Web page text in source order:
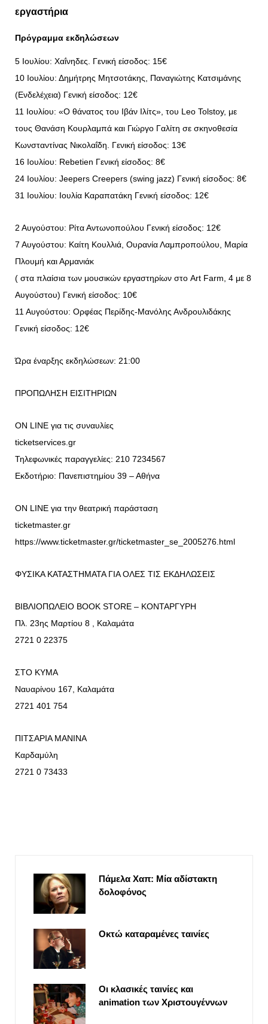
εργαστήρια
Πρόγραμμα εκδηλώσεων
5 Ιουλίου: Χαΐνηδες. Γενική είσοδος: 15€
10 Ιουλίου: Δημήτρης Μητσοτάκης, Παναγιώτης Κατσιμάνης
(Ενδελέχεια) Γενική είσοδος: 12€
11 Ιουλίου: «Ο θάνατος του Ιβάν Ιλίτς», του Leo Tolstoy, με
τους Θανάση Κουρλαμπά και Γιώργο Γαλίτη σε σκηνοθεσία
Κωνσταντίνας Νικολαΐδη. Γενική είσοδος: 13€
16 Ιουλίου: Rebetien Γενική είσοδος: 8€
24 Ιουλίου: Jeepers Creepers (swing jazz) Γενική είσοδος: 8€
31 Ιουλίου: Ιουλία Καραπατάκη Γενική είσοδος: 12€
2 Αυγούστου: Ρίτα Αντωνοπούλου Γενική είσοδος: 12€
7 Αυγούστου: Καίτη Κουλλιά, Ουρανία Λαμπροπούλου, Μαρία
Πλουμή και Αρμανιάκ
( στα πλαίσια των μουσικών εργαστηρίων στο Art Farm, 4 με 8
Αυγούστου) Γενική είσοδος: 10€
11 Αυγούστου: Ορφέας Περίδης-Μανόλης Ανδρουλιδάκης
Γενική είσοδος: 12€
Ώρα έναρξης εκδηλώσεων: 21:00
ΠΡΟΠΩΛΗΣΗ ΕΙΣΙΤΗΡΙΩΝ
ON LINE για τις συναυλίες
ticketservices.gr
Τηλεφωνικές παραγγελίες: 210 7234567
Εκδοτήριο: Πανεπιστημίου 39 – Αθήνα
ON LINE για την θεατρική παράσταση
ticketmaster.gr
https://www.ticketmaster.gr/ticketmaster_se_2005276.html
ΦΥΣΙΚΑ ΚΑΤΑΣΤΗΜΑΤΑ ΓΙΑ ΟΛΕΣ ΤΙΣ ΕΚΔΗΛΩΣΕΙΣ
ΒΙΒΛΙΟΠΩΛΕΙΟ BOOK STORE – ΚΟΝΤΑΡΓΥΡΗ
Πλ. 23ης Μαρτίου 8 , Καλαμάτα
2721 0 22375
ΣΤΟ ΚΥΜΑ
Ναυαρίνου 167, Καλαμάτα
2721 401 754
ΠΙΤΣΑΡΙΑ ΜΑΝΙΝΑ
Καρδαμύλη
2721 0 73433
Πάμελα Χαπ: Μία αδίστακτη
δολοφόνος
Οκτώ καταραμένες ταινίες
Οι κλασικές ταινίες και
animation των Χριστουγέννων